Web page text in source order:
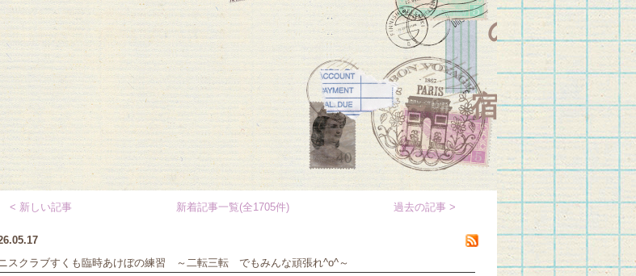
のぶさん
～ 宿毛で楽
いいね! --/--
< 新しい記事 新着記事一覧(全1705件) 過去の記事 >
スクラブすくも臨時あけぼの練習 ～二転三転 でもみんな頑張れ^o^～